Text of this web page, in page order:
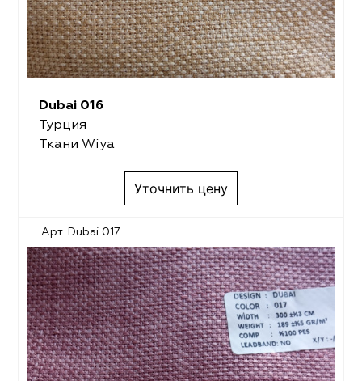
Dubai 016
Турция
Ткани Wiya
Уточнить цену
Арт. Dubai 017